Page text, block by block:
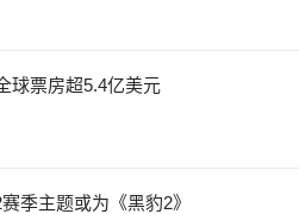
球票房超5.4亿美元
季主题或为《黑豹2》